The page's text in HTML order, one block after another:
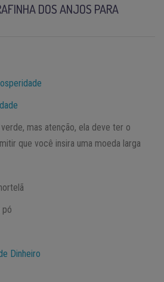
DOS ANJOS PARA
mas atenção, ela deve ter o
que você insira uma moeda larga
pó
Dinheiro